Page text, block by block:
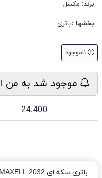
برند: مکسل
بخشها :باتری
ناموجود
موجود شد به من
24,400
باتری سکه ای 2032 MAXELL